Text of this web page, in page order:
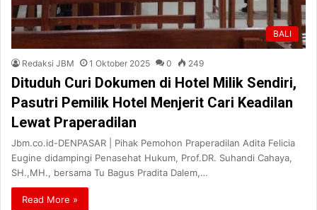
BALI
Redaksi JBM 1 Oktober 2025 0 249
Dituduh Curi Dokumen di Hotel Milik Sendiri,
Pasutri Pemilik Hotel Menjerit Cari Keadilan
Lewat Praperadilan
Jbm.co.id-DENPASAR | Pihak Pemohon Praperadilan Adita Felicia
Eugine didampingi Penasehat Hukum, Prof.DR. Suhandi Cahaya,
SH.,MH., bersama Tu Bagus Pradita Dalem,…
Read More »